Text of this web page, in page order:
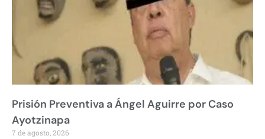
Prisión Preventiva a Ángel Aguirre por Caso
Ayotzinapa
7 de agosto, 2026